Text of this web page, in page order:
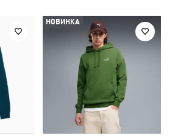
НОВИНКА